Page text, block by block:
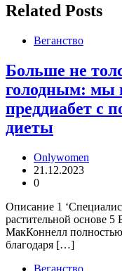
Related Posts
Веганство
Больше не
голодным: мы
преддиабет с
диеты
Onlywomen
21.12.2023
0
Описание 1
растительной основе
МакКоннелл
благодаря […]
Веганство